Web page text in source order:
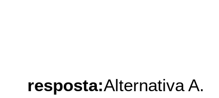
resposta:Alternativa A.